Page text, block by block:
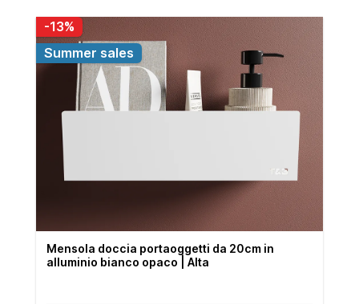
-13%
Summer sales
Mensola doccia portaoggetti da 20cm in
alluminio bianco opaco | Alta